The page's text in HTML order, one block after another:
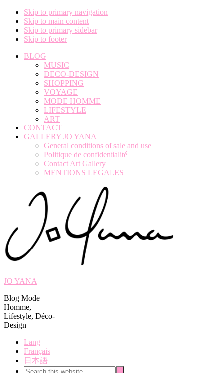
Skip to primary navigation
Skip to main content
Skip to primary sidebar
Skip to footer
BLOG
MUSIC
DECO-DESIGN
SHOPPING
VOYAGE
MODE HOMME
LIFESTYLE
ART
CONTACT
GALLERY JO YANA
General conditions of sale and use
Politique de confidentialité
Contact Art Gallery
MENTIONS LEGALES
JO YANA
Blog Mode
Homme,
Lifestyle, Déco-
Design
Lang
Français
日本語
Search